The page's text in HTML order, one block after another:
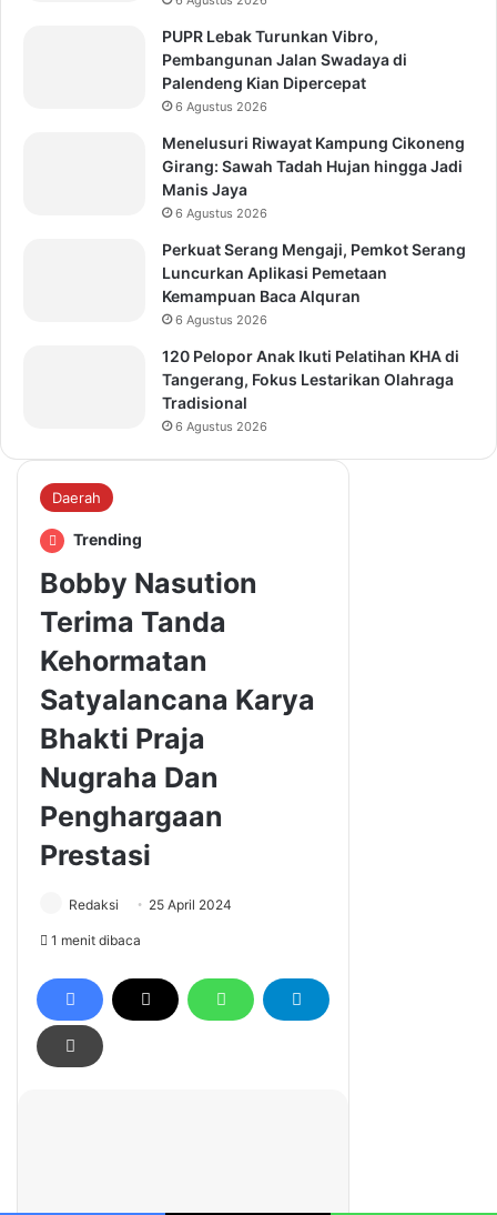
PUPR Lebak Turunkan Vibro,
Pembangunan Jalan Swadaya di
Palendeng Kian Dipercepat
6 Agustus 2026
Menelusuri Riwayat Kampung Cikoneng
Girang: Sawah Tadah Hujan hingga Jadi
Manis Jaya
6 Agustus 2026
Perkuat Serang Mengaji, Pemkot Serang
Luncurkan Aplikasi Pemetaan
Kemampuan Baca Alquran
6 Agustus 2026
120 Pelopor Anak Ikuti Pelatihan KHA di
Tangerang, Fokus Lestarikan Olahraga
Tradisional
6 Agustus 2026